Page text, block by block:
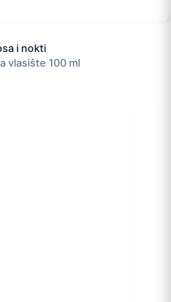
i nokti
vlasište 100 ml